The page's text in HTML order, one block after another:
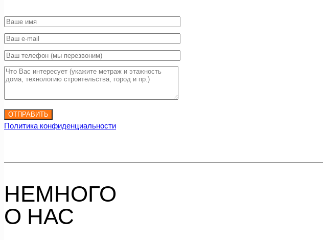
Политика конфиденциальности
НЕМНОГО
О НАС